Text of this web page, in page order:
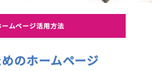
ムページ活用方法
のホームページ